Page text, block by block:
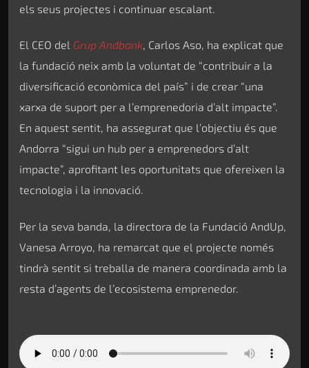
els seus projectes i continuar escalant.
El CEO del Grup Andbank, Carlos Aso, ha explicat que
la fundació neix amb la voluntat de “contribuir a la
diversificació econòmica del país” i de crear “una
xarxa de suport per a l’emprenedoria d’alt impacte”.
En aquest sentit, ha assegurat que l’objectiu és que
Andorra “sigui un hub per a emprenedors d’alt
impacte”, aprofitant les oportunitats que ofereixen la
tecnologia i la innovació.
Per la seva banda, la directora de la Fundació AndUp,
Vanesa Arroyo, ha remarcat que el projecte només
tindrà sentit si treballa de manera coordinada amb la
resta d’agents de l’ecosistema emprenedor.